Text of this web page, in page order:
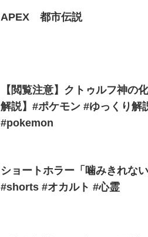
APEX 都市伝説
【閲覧注意】クトゥルフ神の
解説】#ポケモン #ゆっくり解
#pokemon
ショートホラー「噛みきれない肉」 #怪談 #怖い
#shorts #オカルト #心霊